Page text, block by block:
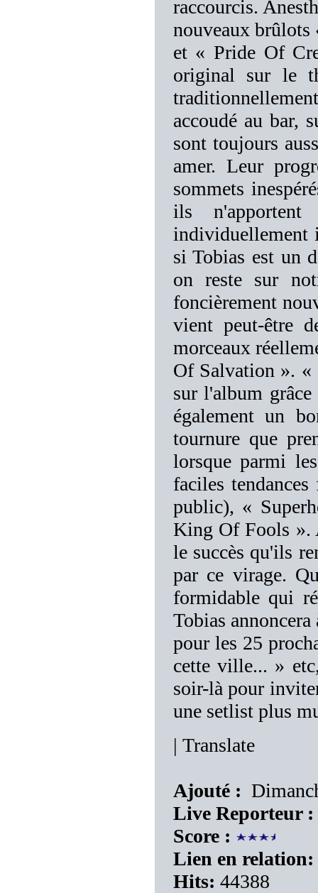
raccourcis.
nouveaux
et « Pride Of
original sur le
accoudé au bar,
sont toujours
amer. Leur
sommets
ils
individuellement
si Tobias est un
on reste sur
foncièrement
vient peut-être
morceaux
Of Salvation ».
sur l'album
également un
tournure que
lorsque parmi
faciles
public), «
King Of Fools ».
le succès qu'ils
par ce virage.
formidable qui
Tobias
pour les 25
cette ville... »
soir-là pour
une setlist plus
| Translate
Ajouté :
Live Reporteur :
Score :
Lien en relation:
Hits: 44388